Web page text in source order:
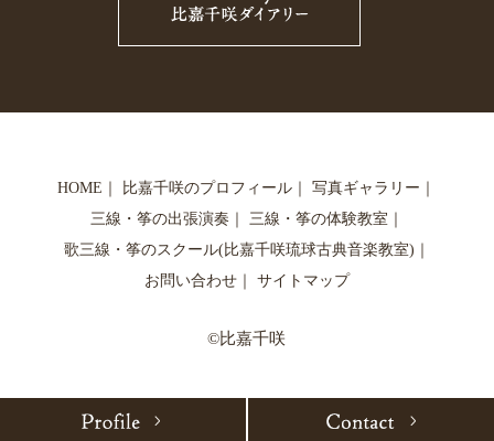
HOME 比嘉千咲のプロフィール 写真ギャラリー
三線・筝の出張演奏
三線・筝の体験教室
歌三線・筝のスクール(比嘉千咲琉球古典音楽教室)
お問い合わせ｜ サイトマップ
©比嘉千咲